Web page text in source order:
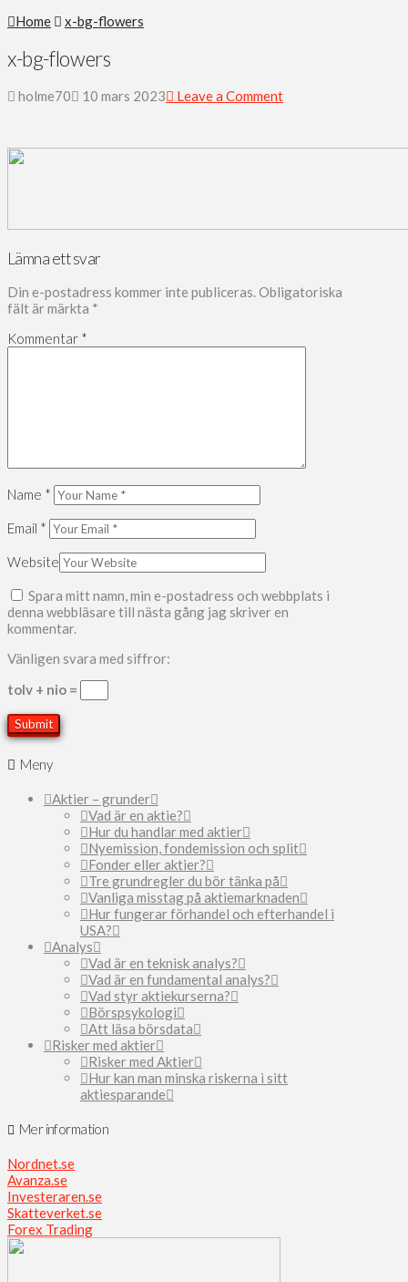
Home
x-bg-flowers
x-bg-flowers
holme70 10 mars 2023 Leave a Comment
Lämna ett svar
Din e-postadress kommer inte publiceras.Obligatoriska
fält är märkta *
Kommentar *
Name *
Email *
Website
Spara mitt namn, min e-postadress och webbplats i
denna webbläsare till nästa gång jag skriver en
kommentar.
Vänligen svara med siffror:
tolv + nio =
Meny
Aktier – grunder
Vad är en aktie?
Hur du handlar med aktier
Nyemission, fondemission och split
Fonder eller aktier?
Tre grundregler du bör tänka på
Vanliga misstag på aktiemarknaden
Hur fungerar förhandel och efterhandel i
USA?
Analys
Vad är en teknisk analys?
Vad är en fundamental analys?
Vad styr aktiekurserna?
Börspsykologi
Att läsa börsdata
Risker med aktier
Risker med Aktier
Hur kan man minska riskerna i sitt
aktiesparande
Mer information
Nordnet.se
Avanza.se
Investeraren.se
Skatteverket.se
Forex Trading